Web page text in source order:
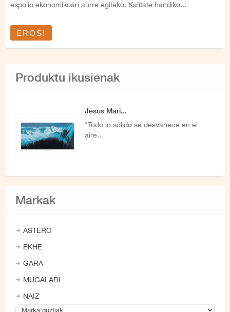
espolio ekonomikoari aurre egiteko. Kalitate handiko...
EROSI
Produktu ikusienak
Jesus Mari...
"Todo lo sólido se desvanece en el
aire...
Markak
ASTERO
EKHE
GARA
MUGALARI
NAIZ